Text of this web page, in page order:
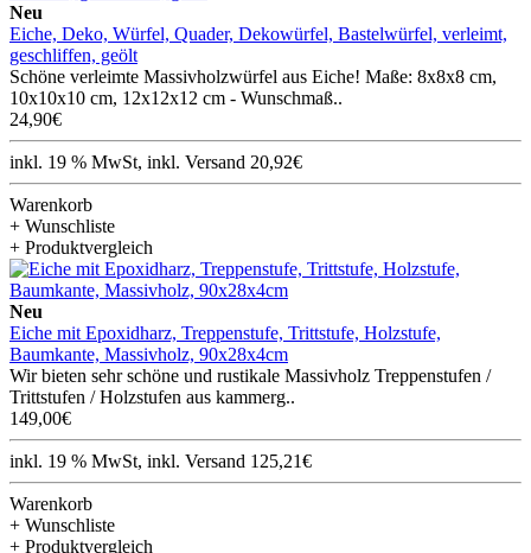
Neu
Eiche, Deko, Würfel, Quader, Dekowürfel, Bastelwürfel, verleimt,
geschliffen, geölt
Schöne verleimte Massivholzwürfel aus Eiche! Maße: 8x8x8 cm,
10x10x10 cm, 12x12x12 cm - Wunschmaß..
24,90€
inkl. 19 % MwSt, inkl. Versand 20,92€
Warenkorb
+ Wunschliste
+ Produktvergleich
Neu
Eiche mit Epoxidharz, Treppenstufe, Trittstufe, Holzstufe,
Baumkante, Massivholz, 90x28x4cm
Wir bieten sehr schöne und rustikale Massivholz Treppenstufen /
Trittstufen / Holzstufen aus kammerg..
149,00€
inkl. 19 % MwSt, inkl. Versand 125,21€
Warenkorb
+ Wunschliste
+ Produktvergleich